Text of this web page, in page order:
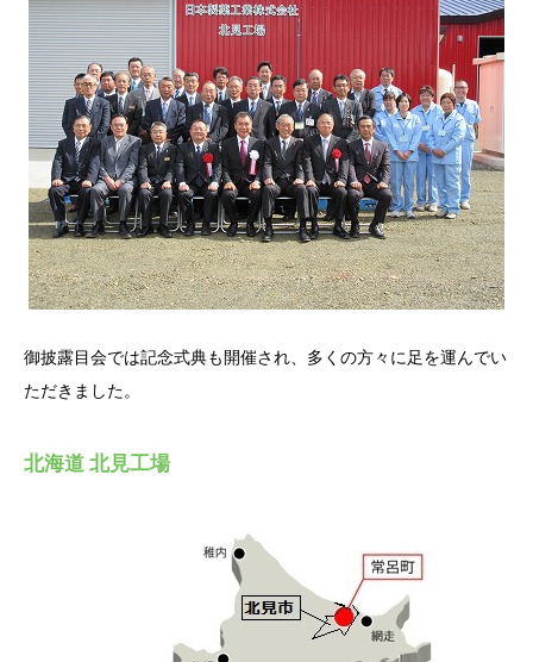
御披露目会では記念式典も開催され、多くの方々に足を運んでい
ただきました。
北海道 北見工場